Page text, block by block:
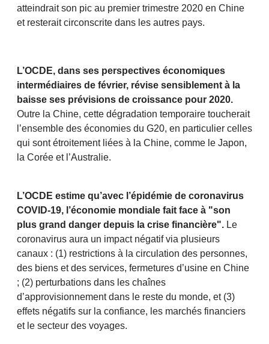
atteindrait son pic au premier trimestre 2020 en Chine
et resterait circonscrite dans les autres pays.
L’OCDE, dans ses perspectives économiques
intermédiaires de février, révise sensiblement à la
baisse ses prévisions de croissance pour 2020.
Outre la Chine, cette dégradation temporaire toucherait
l’ensemble des économies du G20, en particulier celles
qui sont étroitement liées à la Chine, comme le Japon,
la Corée et l’Australie.
L’OCDE estime qu’avec l’épidémie de coronavirus
COVID-19, l’économie mondiale fait face à "son
plus grand danger depuis la crise financière". Le
coronavirus aura un impact négatif via plusieurs
canaux : (1) restrictions à la circulation des personnes,
des biens et des services, fermetures d’usine en Chine
; (2) perturbations dans les chaînes
d’approvisionnement dans le reste du monde, et (3)
effets négatifs sur la confiance, les marchés financiers
et le secteur des voyages.